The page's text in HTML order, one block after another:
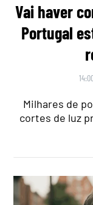
Vai haver
Portugal
Milhares de
cortes de luz